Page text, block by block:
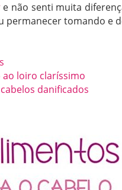
e não senti muita
permanecer tomando e
loiro claríssimo
danificados